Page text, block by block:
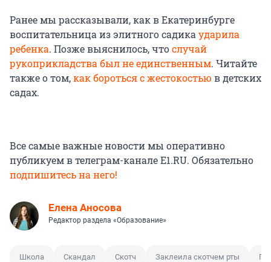
Ранее мы рассказывали, как в Екатеринбурге
воспитательница из элитного садика ударила
ребенка. Позже выяснилось, чтослучай
рукоприкладства был не единственным. Читайте
также о том,как бороться с жестокостью в детских
садах.
Все самые важные новости мы оперативно
публикуем в телеграм-канале E1.RU. Обязательно
подпишитесь на него!
Елена Аносова
Редактор раздела «Образование»
Школа Скандал Скотч Заклеила скотчем рты